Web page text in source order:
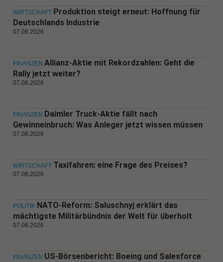
WIRTSCHAFT Produktion steigt erneut: Hoffnung für
Deutschlands Industrie
07.08.2026
FINANZEN Allianz-Aktie mit Rekordzahlen: Geht die
Rally jetzt weiter?
07.08.2026
FINANZEN Daimler Truck-Aktie fällt nach
Gewinneinbruch: Was Anleger jetzt wissen müssen
07.08.2026
WIRTSCHAFT Taxifahren: eine Frage des Preises?
07.08.2026
POLITIK NATO-Reform: Saluschnyj erklärt das
mächtigste Militärbündnis der Welt für überholt
07.08.2026
FINANZEN US-Börsenbericht: Boeing und Salesforce